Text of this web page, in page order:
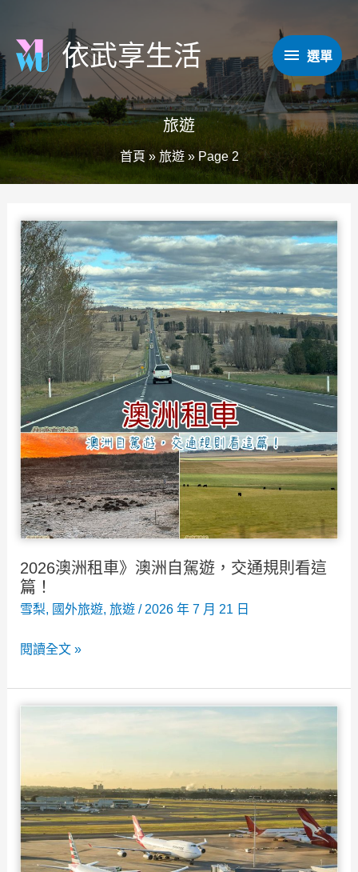
主
要
內
容
依武享生活
選
單
選單
旅遊
首頁 » 旅遊» Page 2
2026澳洲租車》澳洲自駕遊，交通規則看這
篇！
雪梨, 國外旅遊, 旅遊/ 2026 年 7 月 21 日
2026
洲
自
駕
遊，
閱讀全文 »